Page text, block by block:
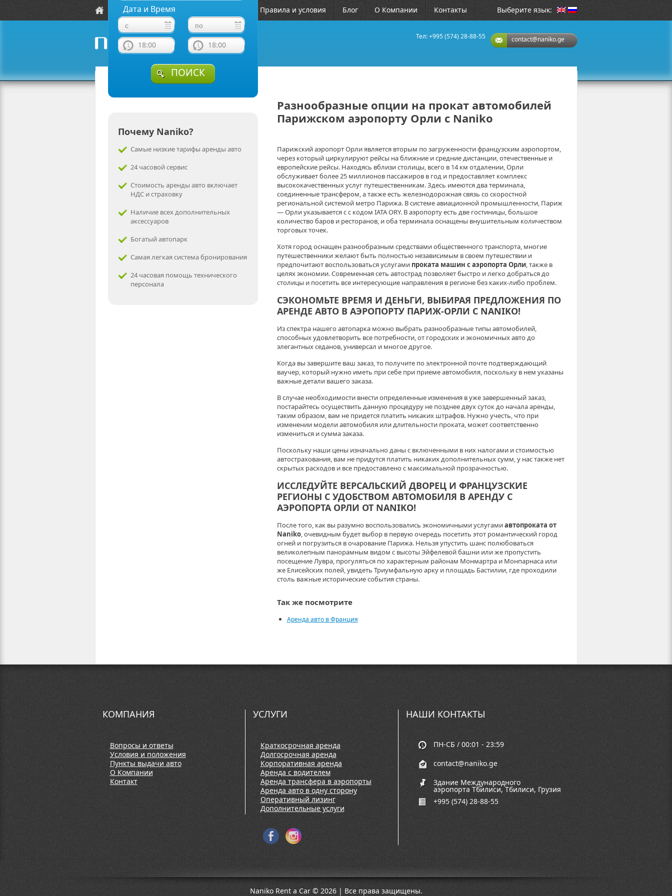
Локации Автомобили Правила и условия Блог О Компании Контакты Выберите язык:
naniko rent a car
contact@naniko.ge
Тел: +995 (574) 28-88-55
Дата и Время
18:00 18:00
ПОИСК
Почему Naniko?
Самые низкие тарифы аренды авто
24 часовой сервис
Стоимость аренды авто включает
НДС и страховку
Наличие всех дополнительных
аксессуаров
Богатый автопарк
Самая легкая система бронирования
24 часовая помощь технического
персонала
Разнообразные опции на прокат автомобилей
Парижском аэропорту Орли с Naniko
Парижский аэропорт Орли является вторым по загруженности французским аэропортом,
через который циркулируют рейсы на ближние и средние дистанции, отечественные и
европейские рейсы. Находясь вблизи столицы, всего в 14 км отдалении, Орли
обслуживает более 25 миллионов пассажиров в год и предоставляет комплекс
высококачественных услуг путешественникам. Здесь имеются два терминала,
соединенные трансфером, а также есть железнодорожная связь со скоростной
региональной системой метро Парижа. В системе авиационной промышленности, Париж
— Орли указывается с с кодом IATA ORY. В аэропорту есть две гостиницы, большое
количество баров и ресторанов, и оба терминала оснащены внушительным количеством
торговых точек.
Хотя город оснащен разнообразным средствами общественного транспорта, многие
путешественники желают быть полностью независимым в своем путешествии и
предпочитают воспользоваться услугами проката машин с аэропорта Орли, также в
целях экономии. Современная сеть автострад позволяет быстро и легко добраться до
столицы и посетить все интересующие направления в регионе без каких-либо проблем.
СЭКОНОМЬТЕ ВРЕМЯ И ДЕНЬГИ, ВЫБИРАЯ ПРЕДЛОЖЕНИЯ ПО
АРЕНДЕ АВТО В АЭРОПОРТУ ПАРИЖ-ОРЛИ С NANIKO!
Из спектра нашего автопарка можно выбрать разнообразные типы автомобилей,
способных удовлетворить все потребности, от городских и экономичных авто до
элегантных седанов, универсал и многое другое.
Когда вы завершите ваш заказ, то получите по электронной почте подтверждающий
ваучер, который нужно иметь при себе при приеме автомобиля, поскольку в нем указаны
важные детали вашего заказа.
В случае необходимости внести определенные изменения в уже завершенный заказ,
постарайтесь осуществить данную процедуру не позднее двух суток до начала аренды,
таким образом, вам не придется платить никаких штрафов. Нужно учесть, что при
изменении модели автомобиля или длительности проката, может соответственно
измениться и сумма заказа.
Поскольку наши цены изначально даны с включенными в них налогами и стоимостью
автострахования, вам не придутся платить никаких дополнительных сумм, у нас также нет
скрытых расходов и все предоставлено с максимальной прозрачностью.
ИССЛЕДУЙТЕ ВЕРСАЛЬСКИЙ ДВОРЕЦ И ФРАНЦУЗСКИЕ
РЕГИОНЫ С УДОБСТВОМ АВТОМОБИЛЯ В АРЕНДУ С
АЭРОПОРТА ОРЛИ ОТ NANIKO!
После того, как вы разумно воспользовались экономичными услугамиавтопроката от
Naniko, очевидным будет выбор в первую очередь посетить этот романтический город
огней и погрузиться в очарование Парижа. Нельзя упустить шанс полюбоваться
великолепным панорамным видом с высоты Эйфелевой башни или же пропустить
посещение Лувра, прогуляться по характерным районам Монмартра и Монпарнаса или
же Елисейских полей, увидеть Триумфальную арку и площадь Бастилии, где проходили
столь важные исторические события страны.
Так же посмотрите
Аренда авто в Франция
КОМПАНИЯ
Вопросы и ответы
Условия и положения
Пункты выдачи авто
О Компании
Контакт
УСЛУГИ
Краткосрочная аренда
Долгосрочная аренда
Корпоративная аренда
Аренда с водителем
Аренда трансфера в аэропорты
Аренда авто в одну сторону
Оперативный лизинг
Дополнительные услуги
НАШИ КОНТАКТЫ
ПН-СБ / 00:01 - 23:59
contact@naniko.ge
Здание Международного
аэропорта Тбилиси, Тбилиси, Грузия
+995 (574) 28-88-55
Naniko Rent a Car © 2026 | Все права защищены.